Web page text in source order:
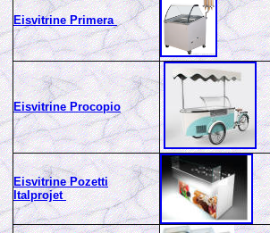
Eisvitrine Primera
Eisvitrine Procopio
Eisvitrine Pozetti
Italprojet